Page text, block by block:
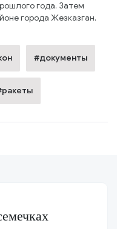
года. Затем
города Жезказган.
#документы